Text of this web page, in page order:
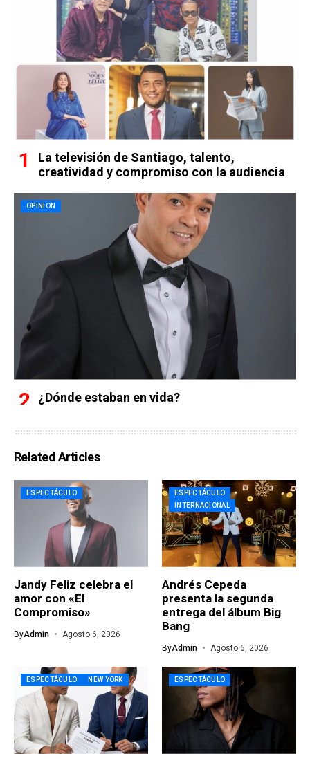
La televisión de Santiago, talento,
creatividad y compromiso con la audiencia
OPINION
¿Dónde estaban en vida?
Related Articles
ESPECTÁCULO
Jandy Feliz celebra el
amor con «El
Compromiso»
ByAdmin Agosto 6, 2026
ESPECTÁCULO
INTERNACIONAL
Andrés Cepeda
presenta la segunda
entrega del álbum Big
Bang
ByAdmin Agosto 6, 2026
ESPECTÁCULO NEW YORK ESPECTÁCULO